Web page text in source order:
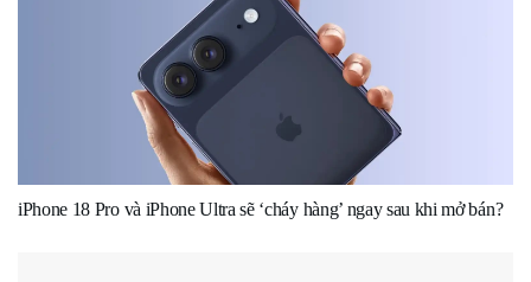
iPhone 18 Pro và iPhone Ultra sẽ ‘cháy hàng’ ngay sau khi mở bán?